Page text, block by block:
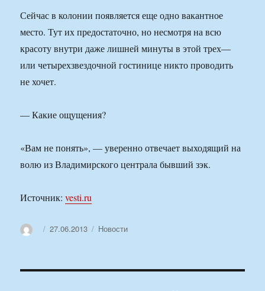
Сейчас в колонии появляется еще одно вакантное
место. Тут их предостаточно, но несмотря на всю
красоту внутри даже лишней минуты в этой трех—
или четырехзвездочной гостинице никто проводить
не хочет.
— Какие ощущения?
«Вам не понять», — уверенно отвечает выходящий на
волю из Владимирского централа бывший зэк.
Источник:vesti.ru
АвторОпубликовано
27.06.2013 Рубрики
Новости